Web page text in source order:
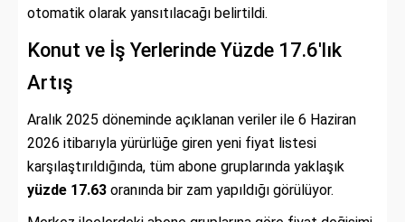
otomatik olarak yansıtılacağı belirtildi.
Konut ve İş Yerlerinde Yüzde 17.6'lık
Artış
Aralık 2025 döneminde açıklanan veriler ile 6 Haziran
2026 itibarıyla yürürlüğe giren yeni fiyat listesi
karşılaştırıldığında, tüm abone gruplarında yaklaşık
yüzde 17.63 oranında bir zam yapıldığı görülüyor.